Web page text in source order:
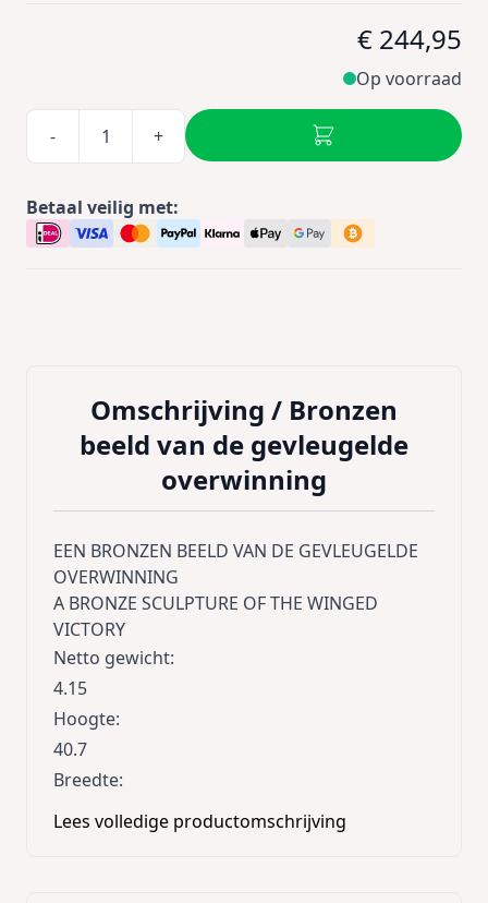
€ 244,95
Op voorraad
- +
Betaal veilig met:
Omschrijving / Bronzen
beeld van de gevleugelde
overwinning
EEN BRONZEN BEELD VAN DE GEVLEUGELDE
OVERWINNING
A BRONZE SCULPTURE OF THE WINGED
VICTORY
Netto gewicht:
4.15
Hoogte:
40.7
Breedte:
18.1
Lees volledige productomschrijving